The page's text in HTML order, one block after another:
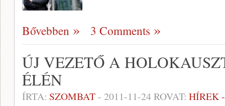
Bővebben 3 Comments
ÚJ VEZETŐ A
ÉLÉN
ÍRTA: SZOMBAT- 2011-11-24ROVAT: HÍREK